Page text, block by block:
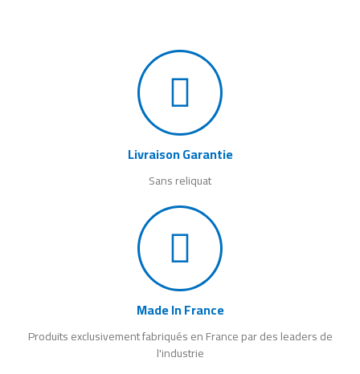
Livraison Garantie
Sans reliquat
Made In France
Produits exclusivement fabriqués en France par des leaders de
l'industrie